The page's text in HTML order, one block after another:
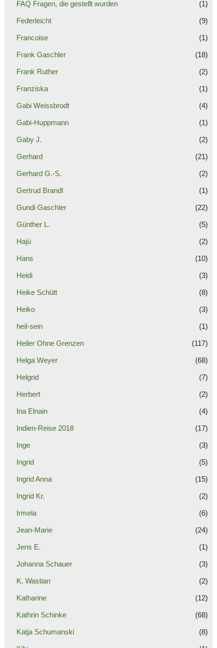
FAQ Fragen, die gestellt wurden (1)
Federleicht (9)
Francoise (1)
Frank Gaschler (18)
Frank Ruther (2)
Franziska (1)
Gabi Weissbrodt (4)
Gabi-Huppmann (1)
Gaby J. (2)
Gerhard (21)
Gerhard G.-S. (2)
Gertrud Brandl (1)
Gundi Gaschler (22)
Günther L. (5)
Hajü (2)
Hans (10)
Heidi (3)
Heike Schütt (8)
Heiko (3)
heil-sein (1)
Heiler Ohne Grenzen (117)
Helga Weyer (68)
Helgrid (7)
Herbert (2)
Ina Elnain (4)
Indien-Reise 2018 (17)
Inge (3)
Ingrid (5)
Ingrid Anna (15)
Ingrid Kr. (2)
Irmela (6)
Jean-Marie (24)
Jens E. (1)
Johanna Schauer (3)
K. Wastian (2)
Katharine (12)
Kathrin Schinke (68)
Katja Schumanski (8)